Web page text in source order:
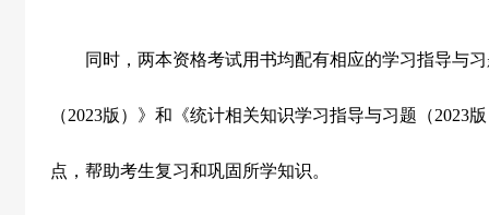
同时，两本资格考试用书均配有相应的学习指导与习
（2023版）》和《统计相关知识学习指导与习题（2023
点，帮助考生复习和巩固所学知识。